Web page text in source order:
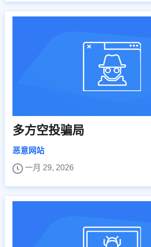
多方空投骗局
恶意网站
一月 29, 2026